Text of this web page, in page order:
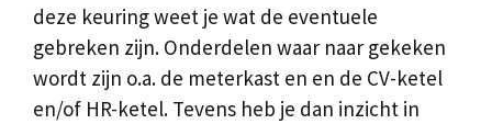
deze keuring weet je wat de eventuele
gebreken zijn. Onderdelen waar naar gekeken
wordt zijn o.a. de meterkast en en de CV-ketel
en/of HR-ketel. Tevens heb je dan inzicht in